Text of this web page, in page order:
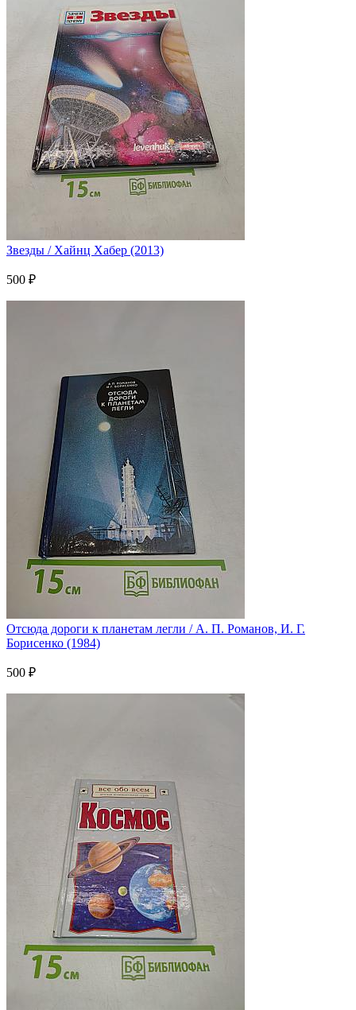
Звезды / Хайнц Хабер (2013)
500 ₽
Отсюда дороги к планетам легли / А. П. Романов, И. Г.
Борисенко (1984)
500 ₽